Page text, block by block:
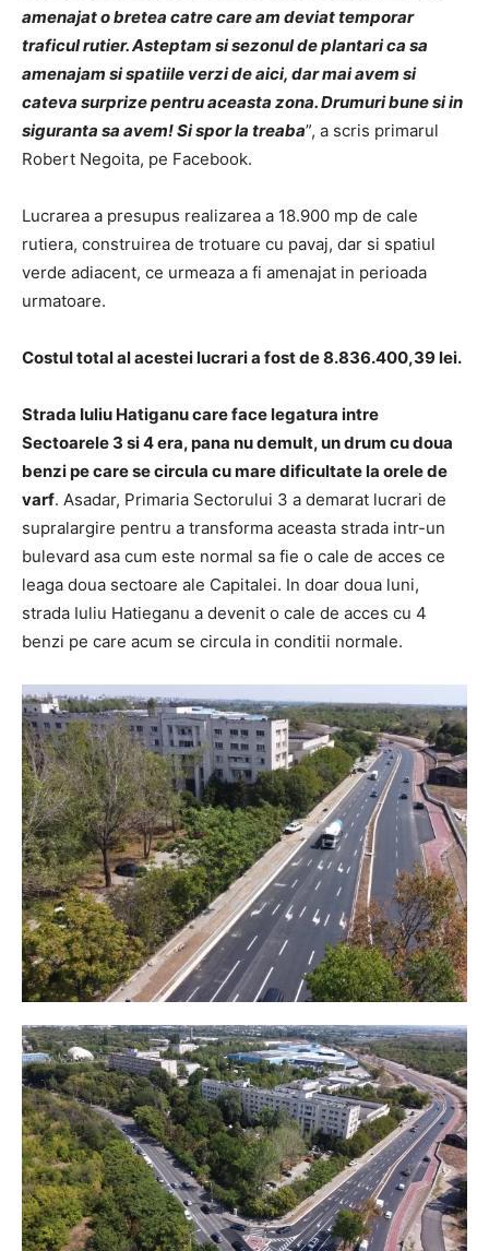
amenajat o bretea catre care am deviat temporar
traficul rutier. Asteptam si sezonul de plantari ca sa
amenajam si spatiile verzi de aici, dar mai avem si
cateva surprize pentru aceasta zona. Drumuri bune si in
siguranta sa avem! Si spor la treaba”, a scris primarul
Robert Negoita, pe Facebook.
Lucrarea a presupus realizarea a 18.900 mp de cale
rutiera, construirea de trotuare cu pavaj, dar si spatiul
verde adiacent, ce urmeaza a fi amenajat in perioada
urmatoare.
Costul total al acestei lucrari a fost de 8.836.400,39 lei.
Strada Iuliu Hatiganu care face legatura intre
Sectoarele 3 si 4 era, pana nu demult, un drum cu doua
benzi pe care se circula cu mare dificultate la orele de
varf. Asadar, Primaria Sectorului 3 a demarat lucrari de
supralargire pentru a transforma aceasta strada intr-un
bulevard asa cum este normal sa fie o cale de acces ce
leaga doua sectoare ale Capitalei. In doar doua luni,
strada Iuliu Hatieganu a devenit o cale de acces cu 4
benzi pe care acum se circula in conditii normale.